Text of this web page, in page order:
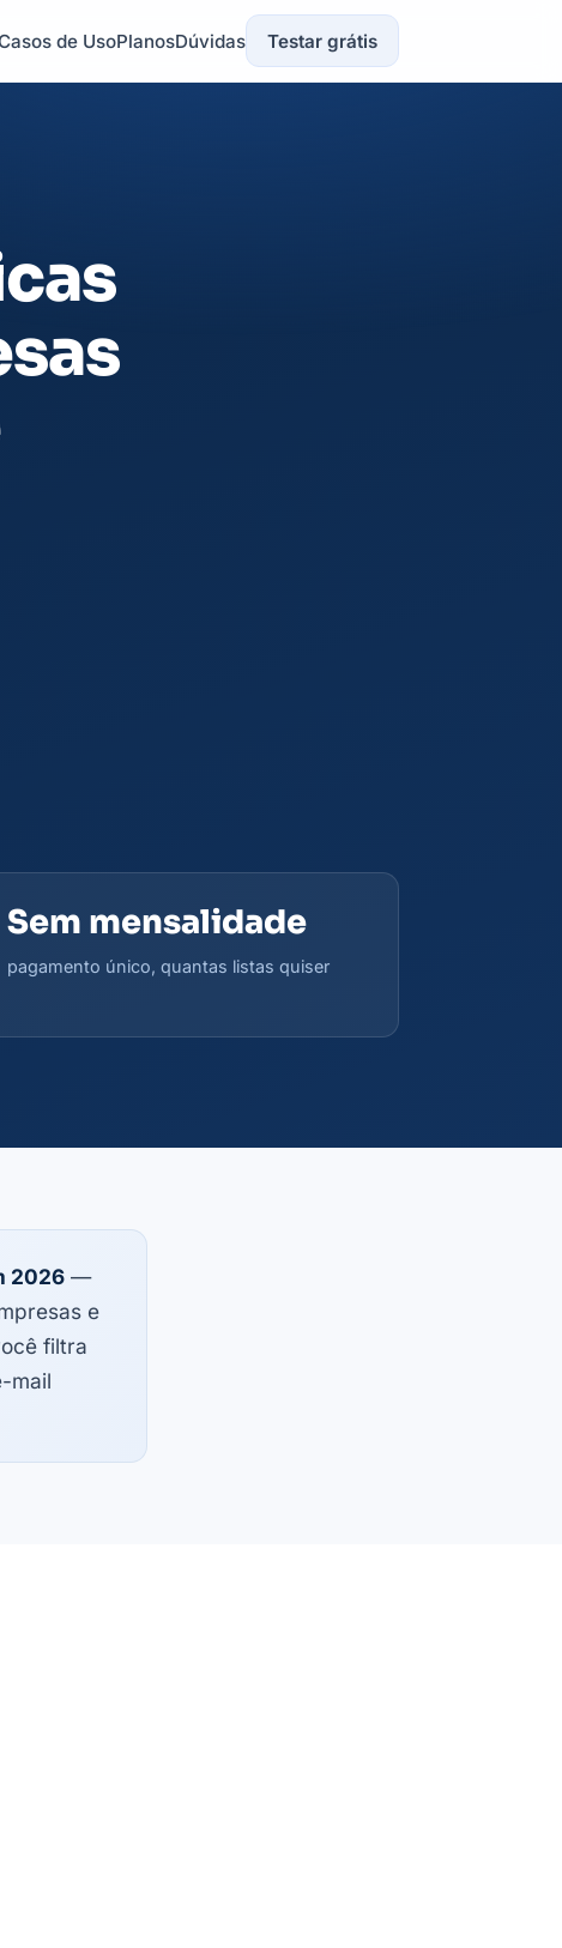
de UsoPlanosDúvidas Testar grátis
Sem mensalidade
pagamento único, quantas listas quiser
2026 —
e
filtra
mail